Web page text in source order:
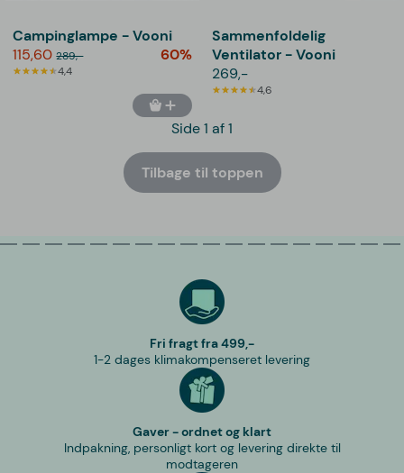
Campinglampe - Vooni
115,60 289,- 60%
4,4
Sammenfoldelig
Ventilator - Vooni
269,-
4,6
Side 1 af 1
Tilbage til toppen
Fri fragt fra 499,-
1-2 dages klimakompenseret levering
Gaver - ordnet og klart
Indpakning, personligt kort og levering direkte til
modtageren